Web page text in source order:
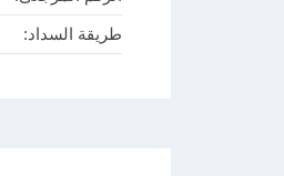
طريقة السداد: